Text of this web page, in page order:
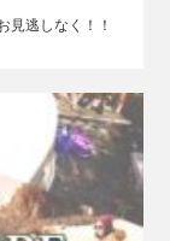
逃しなく！！